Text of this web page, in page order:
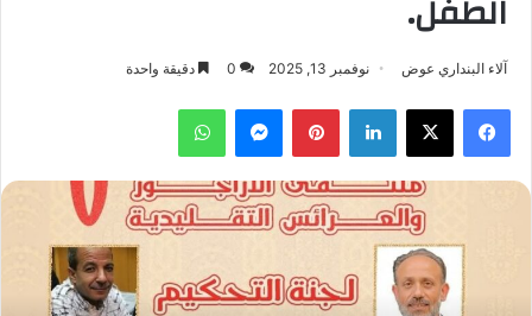
الطفل.
آلاء البنداري عوض نوفمبر 13, 2025 0 دقيقة واحدة
فيسبوك ‫X لينكدإن بينتيريستماسنجر واتساب